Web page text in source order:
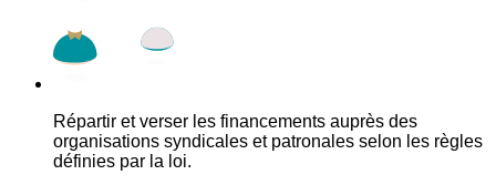
Répartir et verser les financements auprès des
organisations syndicales et patronales selon les règles
définies par la loi.